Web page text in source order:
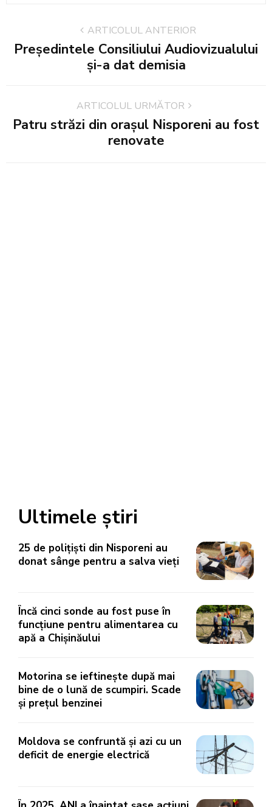
ARTICOLUL ANTERIOR
Președintele Consiliului Audiovizualului
și-a dat demisia
ARTICOLUL URMĂTOR
Patru străzi din oraşul Nisporeni au fost
renovate
Ultimele știri
25 de polițiști din Nisporeni au
donat sânge pentru a salva vieți
Încă cinci sonde au fost puse în
funcțiune pentru alimentarea cu
apă a Chișinăului
Motorina se ieftinește după mai
bine de o lună de scumpiri. Scade
și prețul benzinei
Moldova se confruntă și azi cu un
deficit de energie electrică